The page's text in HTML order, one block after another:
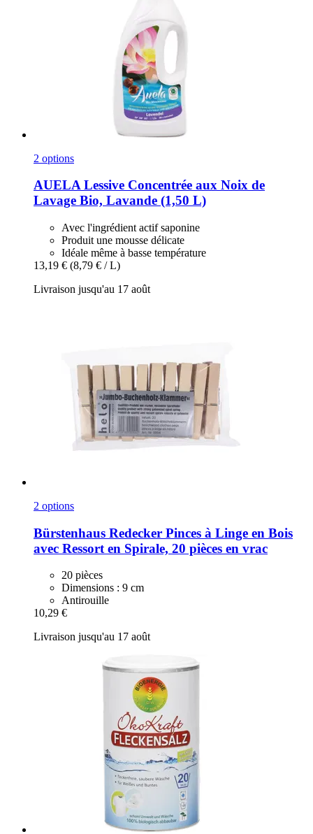
2 options
AUELALessive Concentrée aux Noix de
Lavage Bio, Lavande (1,50 L)
Avec l'ingrédient actif saponine
Produit une mousse délicate
Idéale même à basse température
13,19 € (8,79 € / L)
Livraison jusqu'au 17 août
2 options
Bürstenhaus Redecker Pinces à Linge en Bois
avec Ressort en Spirale, 20 pièces en vrac
20 pièces
Dimensions : 9 cm
Antirouille
10,29 €
Livraison jusqu'au 17 août